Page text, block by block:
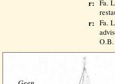
r: Fa.
r: Fa.
O.B.